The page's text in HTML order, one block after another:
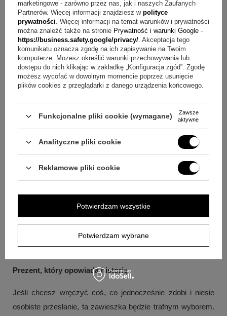
Najczęstsze wątpliwości o grawerze na belce
Pytanie:Jak wygląda ta zawieszka?Odpowiedź: To
drewniany obrazek w formie zawieszki z elementami na
grubych sznurkach, w kolorach białym, szarym i niebieskim.
Pytanie:Jakie motywy znajdują się na sznurkach?
największa postać, czyli ptaszek.
Odpowiedź:
Grawerunek umieszczamy na głównej belce w górnej części
i wykonujemy go techniką grawerowania laserowego.
Pytanie:Jakie okazje pasują do tej pamiątki?Odpowiedź:
Jak rozliczany jest grawer?Odpowiedź:
produktu wskazano, że grawer jest gratis.
Prezent, który opowiada historię
Jeśli chcesz wręczyć coś, co jednocześnie zdobi i niesie
osobiste przesłanie, ta zawieszka będzie trafnym wyborem.
marketingowe - zarówno przez nas, jak i naszych Zaufanych
Partnerów. Więcej informacji znajdziesz w polityce
prywatności. Więcej informacji na temat warunków i prywatności
można znaleźć także na stronie Prywatność i warunki Google -
https://business.safety.google/privacy/. Akceptacja tego
komunikatu oznacza zgodę na ich zapisywanie na Twoim
komputerze. Możesz określić warunki przechowywania lub
dostępu do nich klikając w zakładkę „Konfiguracja zgód”. Zgodę
możesz wycofać w dowolnym momencie poprzez usunięcie
plików cookies z przeglądarki z danego urządzenia końcowego.
Funkcjonalne pliki cookie (wymagane)
Zawsze
aktywne
Analityczne pliki cookie
Reklamowe pliki cookie
Potwierdzam wybrane
Potwierdzam wszystkie